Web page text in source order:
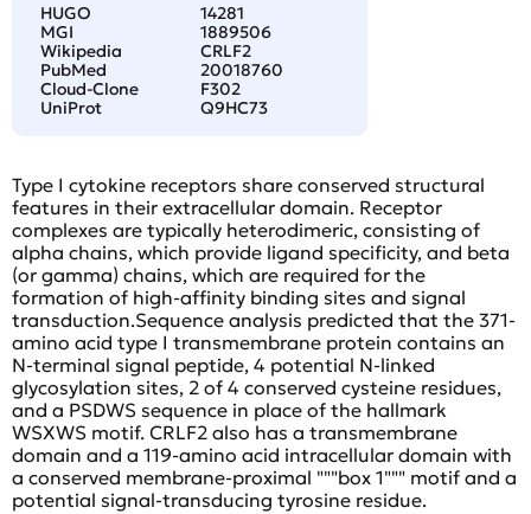
HUGO
14281
MGI
1889506
Wikipedia
CRLF2
PubMed
20018760
Cloud-Clone
F302
UniProt
Q9HC73
Type I cytokine receptors share conserved structural
features in their extracellular domain. Receptor
complexes are typically heterodimeric, consisting of
alpha chains, which provide ligand specificity, and beta
(or gamma) chains, which are required for the
formation of high-affinity binding sites and signal
transduction.Sequence analysis predicted that the 371-
amino acid type I transmembrane protein contains an
N-terminal signal peptide, 4 potential N-linked
glycosylation sites, 2 of 4 conserved cysteine residues,
and a PSDWS sequence in place of the hallmark
WSXWS motif. CRLF2 also has a transmembrane
domain and a 119-amino acid intracellular domain with
a conserved membrane-proximal """box 1""" motif and a
potential signal-transducing tyrosine residue.